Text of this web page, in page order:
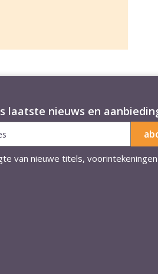
laatste nieuws en
van nieuwe titels,